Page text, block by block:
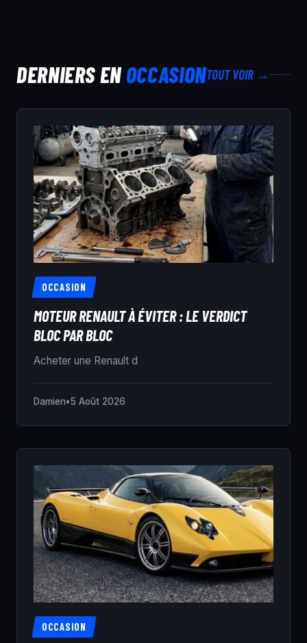
DERNIERS ENOCCASIONTOUT VOIR →
OCCASION
MOTEUR RENAULT À ÉVITER : LE VERDICT
BLOC PAR BLOC
Acheter une Renault d
Damien•5 Août 2026
OCCASION